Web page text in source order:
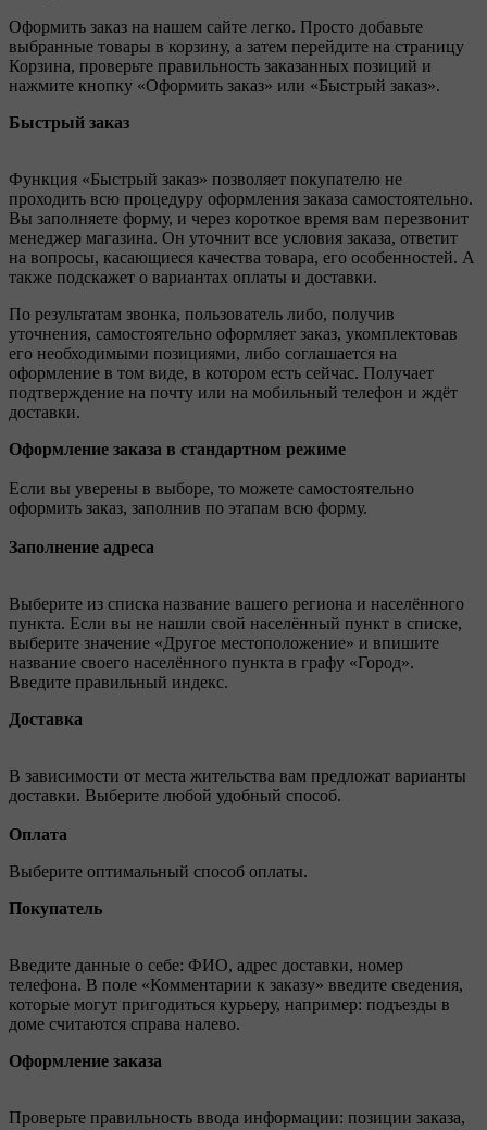
Оформить заказ на нашем сайте легко. Просто добавьте
выбранные товары в корзину, а затем перейдите на страницу
Корзина, проверьте правильность заказанных позиций и
нажмите кнопку «Оформить заказ» или «Быстрый заказ».
Быстрый заказ
Функция «Быстрый заказ» позволяет покупателю не
проходить всю процедуру оформления заказа самостоятельно.
Вы заполняете форму, и через короткое время вам перезвонит
менеджер магазина. Он уточнит все условия заказа, ответит
на вопросы, касающиеся качества товара, его особенностей. А
также подскажет о вариантах оплаты и доставки.
По результатам звонка, пользователь либо, получив
уточнения, самостоятельно оформляет заказ, укомплектовав
его необходимыми позициями, либо соглашается на
оформление в том виде, в котором есть сейчас. Получает
подтверждение на почту или на мобильный телефон и ждёт
доставки.
Оформление заказа в стандартном режиме
Если вы уверены в выборе, то можете самостоятельно
оформить заказ, заполнив по этапам всю форму.
Заполнение адреса
Выберите из списка название вашего региона и населённого
пункта. Если вы не нашли свой населённый пункт в списке,
выберите значение «Другое местоположение» и впишите
название своего населённого пункта в графу «Город».
Введите правильный индекс.
Доставка
В зависимости от места жительства вам предложат варианты
доставки. Выберите любой удобный способ.
Оплата
Выберите оптимальный способ оплаты.
Покупатель
Введите данные о себе: ФИО, адрес доставки, номер
телефона. В поле «Комментарии к заказу» введите сведения,
которые могут пригодиться курьеру, например: подъезды в
доме считаются справа налево.
Оформление заказа
Проверьте правильность ввода информации: позиции заказа,